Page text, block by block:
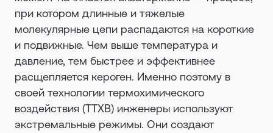
при котором длинные и тяжелые
молекулярные цепи распадаются на короткие
и подвижные. Чем выше температура и
давление, тем быстрее и эффективнее
расщепляется кероген. Именно поэтому в
своей технологии термохимического
воздействия (ТТХВ) инженеры используют
экстремальные режимы. Они создают